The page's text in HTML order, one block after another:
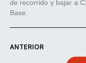
de recorrido y bajar a
Base.
ANTERIOR